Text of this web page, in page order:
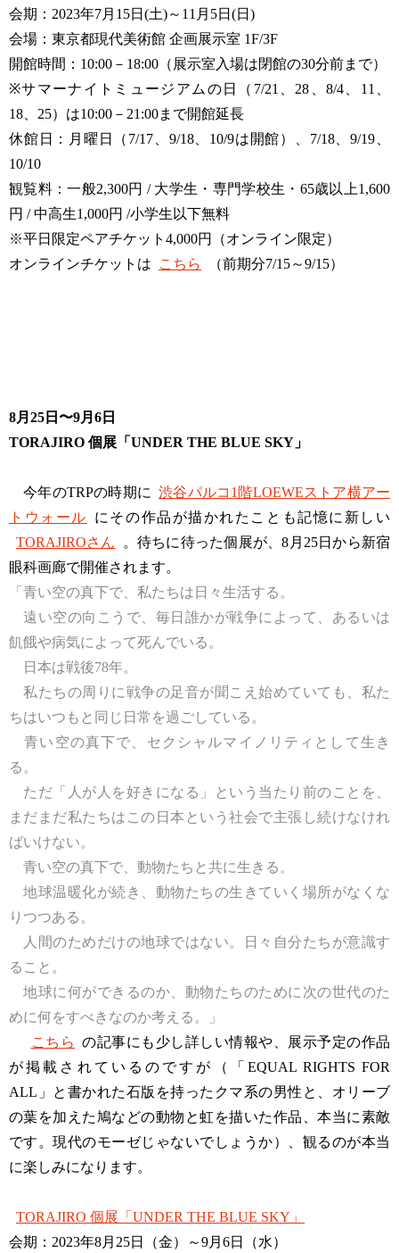
会期：2023年7月15日(土)～11月5日(日)
会場：東京都現代美術館 企画展示室 1F/3F
開館時間：10:00－18:00（展示室入場は閉館の30分前まで）
※サマーナイトミュージアムの日（7/21、28、8/4、11、
18、25）は10:00－21:00まで開館延長
休館日：月曜日（7/17、9/18、10/9は開館）、7/18、9/19、
10/10
観覧料：一般2,300円 / 大学生・専門学校生・65歳以上1,600
円 / 中高生1,000円 /小学生以下無料
※平日限定ペアチケット4,000円（オンライン限定）
オンラインチケットは
こちら （前期分7/15～9/15）
8月25日〜9月6日
TORAJIRO 個展「UNDER THE BLUE SKY」
今年のTRPの時期に 渋谷パルコ1階LOEWEストア横アー
トウォール
にその作品が描かれたことも記憶に新しい
TORAJIROさん
。待ちに待った個展が、8月25日から新宿
眼科画廊で開催されます。
「青い空の真下で、私たちは日々生活する。
遠い空の向こうで、毎日誰かが戦争によって、あるいは
飢餓や病気によって死んでいる。
日本は戦後78年。
私たちの周りに戦争の足音が聞こえ始めていても、私た
ちはいつもと同じ日常を過ごしている。
青い空の真下で、セクシャルマイノリティとして生き
る。
ただ「人が人を好きになる」という当たり前のことを、
まだまだ私たちはこの日本という社会で主張し続けなけれ
ばいけない。
青い空の真下で、動物たちと共に生きる。
地球温暖化が続き、動物たちの生きていく場所がなくな
りつつある。
人間のためだけの地球ではない。日々自分たちが意識す
ること。
地球に何ができるのか、動物たちのために次の世代のた
めに何をすべきなのか考える。」
こちら の記事にも少し詳しい情報や、展示予定の作品
が掲載されているのですが（「EQUAL RIGHTS FOR
ALL」と書かれた石版を持ったクマ系の男性と、オリーブ
の葉を加えた鳩などの動物と虹を描いた作品、本当に素敵
です。現代のモーゼじゃないでしょうか）、観るのが本当
に楽しみになります。
TORAJIRO 個展「UNDER THE BLUE SKY」
会期：2023年8月25日（金）～9月6日（水）